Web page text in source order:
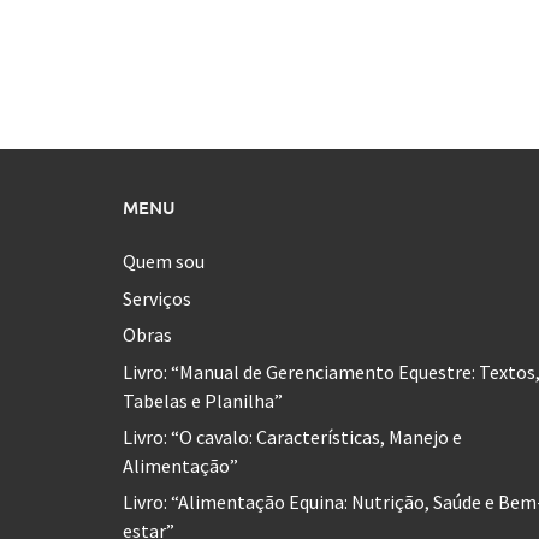
MENU
Quem sou
Serviços
Obras
Livro: “Manual de Gerenciamento Equestre: Textos,
Tabelas e Planilha”
Livro: “O cavalo: Características, Manejo e
Alimentação”
Livro: “Alimentação Equina: Nutrição, Saúde e
estar”